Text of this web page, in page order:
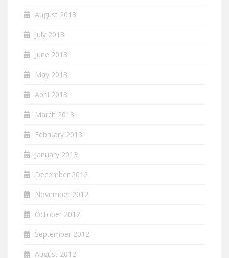
August 2013
July 2013
June 2013
May 2013
April 2013
March 2013
February 2013
January 2013
December 2012
November 2012
October 2012
September 2012
August 2012